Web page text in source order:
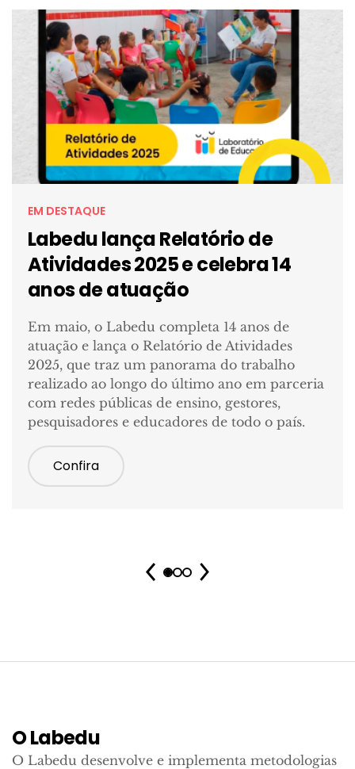
EM DESTAQUE
Labedu lança Relatório de
Atividades 2025 e celebra 14
anos de atuação
Em maio, o Labedu completa 14 anos de
atuação e lança o Relatório de Atividades
2025, que traz um panorama do trabalho
realizado ao longo do último ano em parceria
com redes públicas de ensino, gestores,
pesquisadores e educadores de todo o país.
Confira
Anterior Próximo
O Labedu
O Labedu desenvolve e implementa metodologias